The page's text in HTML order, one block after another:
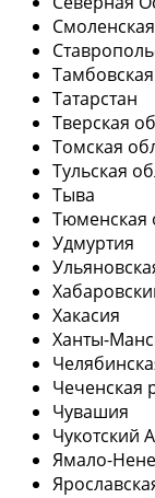
Татарстан
Тверская
Томская
Тульская
Тыва
Тюменская
Удмуртия
Хакасия
Ханты-
Чеченская
Чувашия
Чукотский
Ямало-